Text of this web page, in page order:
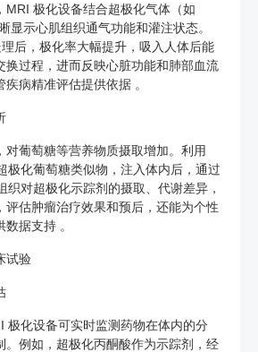
MRI 极化设备结合超极化气体（如
显示心肌组织通气功能和灌注状态。
理后，极化率大幅提升，吸入人体后能
换过程，进而反映心脏功能和肺部血流
病精准评估提供依据 。
对葡萄糖等营养物质摄取增加。利用
极化葡萄糖类似物，注入体内后，通过
织对超极化示踪剂的摄取、代谢差异，
评估肿瘤治疗效果和预后，还能为个性
据支持 。
试验
极化设备可实时监测药物在体内的分
。例如，超极化丙酮酸作为示踪剂，经